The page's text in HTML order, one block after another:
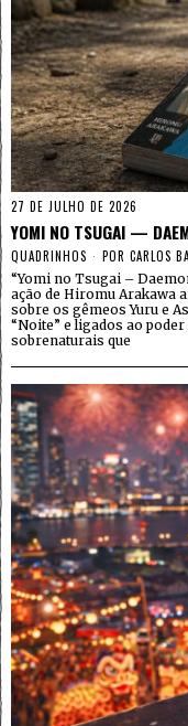
27 DE JULHO DE 2026
YOMI NO TSUGAI —
QUADRINHOS POR CARLOS
“Yomi no Tsugai –
ação de Hiromu Arakawa
sobre os gêmeos Yuru e
“Noite” e ligados ao
sobrenaturais que